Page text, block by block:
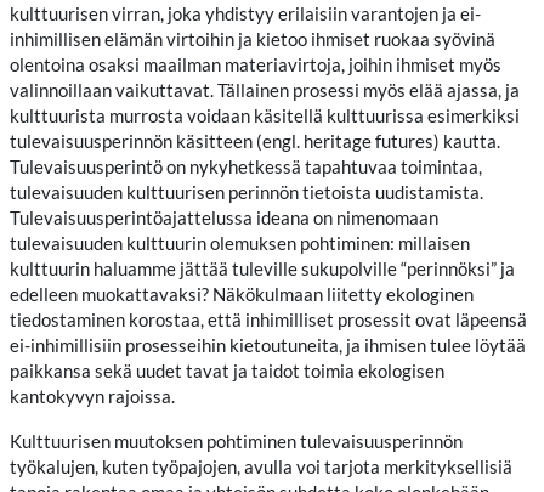
kulttuurisen virran, joka yhdistyy erilaisiin varantojen ja ei-
inhimillisen elämän virtoihin ja kietoo ihmiset ruokaa syövinä
olentoina osaksi maailman materiavirtoja, joihin ihmiset myös
valinnoillaan vaikuttavat. Tällainen prosessi myös elää ajassa, ja
kulttuurista murrosta voidaan käsitellä kulttuurissa esimerkiksi
tulevaisuusperinnön käsitteen (engl. heritage futures) kautta.
Tulevaisuusperintö on nykyhetkessä tapahtuvaa toimintaa,
tulevaisuuden kulttuurisen perinnön tietoista uudistamista.
Tulevaisuusperintöajattelussa ideana on nimenomaan
tulevaisuuden kulttuurin olemuksen pohtiminen: millaisen
kulttuurin haluamme jättää tuleville sukupolville “perinnöksi” ja
edelleen muokattavaksi? Näkökulmaan liitetty ekologinen
tiedostaminen korostaa, että inhimilliset prosessit ovat läpeensä
ei-inhimillisiin prosesseihin kietoutuneita, ja ihmisen tulee löytää
paikkansa sekä uudet tavat ja taidot toimia ekologisen
kantokyvyn rajoissa.
Kulttuurisen muutoksen pohtiminen tulevaisuusperinnön
työkalujen, kuten työpajojen, avulla voi tarjota merkityksellisiä